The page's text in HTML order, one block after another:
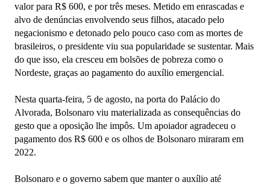
valor para R$ 600, e por três meses. Metido em enrascadas e
alvo de denúncias envolvendo seus filhos, atacado pelo
negacionismo e detonado pelo pouco caso com as mortes de
brasileiros, o presidente viu sua popularidade se sustentar. Mais
do que isso, ela cresceu em bolsões de pobreza como o
Nordeste, graças ao pagamento do auxílio emergencial.
Nesta quarta-feira, 5 de agosto, na porta do Palácio do
Alvorada, Bolsonaro viu materializada as consequências do
gesto que a oposição lhe impôs. Um apoiador agradeceu o
pagamento dos R$ 600 e os olhos de Bolsonaro miraram em
2022.
Bolsonaro e o governo sabem que manter o auxílio até